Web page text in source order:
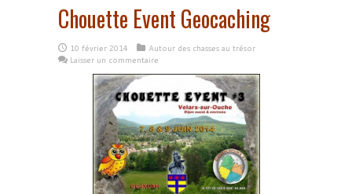
Chouette Event Geocaching
10 février 2014
Autour des chasses au trésor
Laisser un commentaire